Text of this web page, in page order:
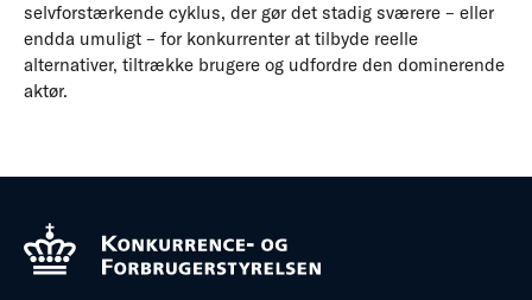
selvforstærkende cyklus, der gør det stadig sværere – eller
endda umuligt – for konkurrenter at tilbyde reelle
alternativer, tiltrække brugere og udfordre den dominerende
aktør.